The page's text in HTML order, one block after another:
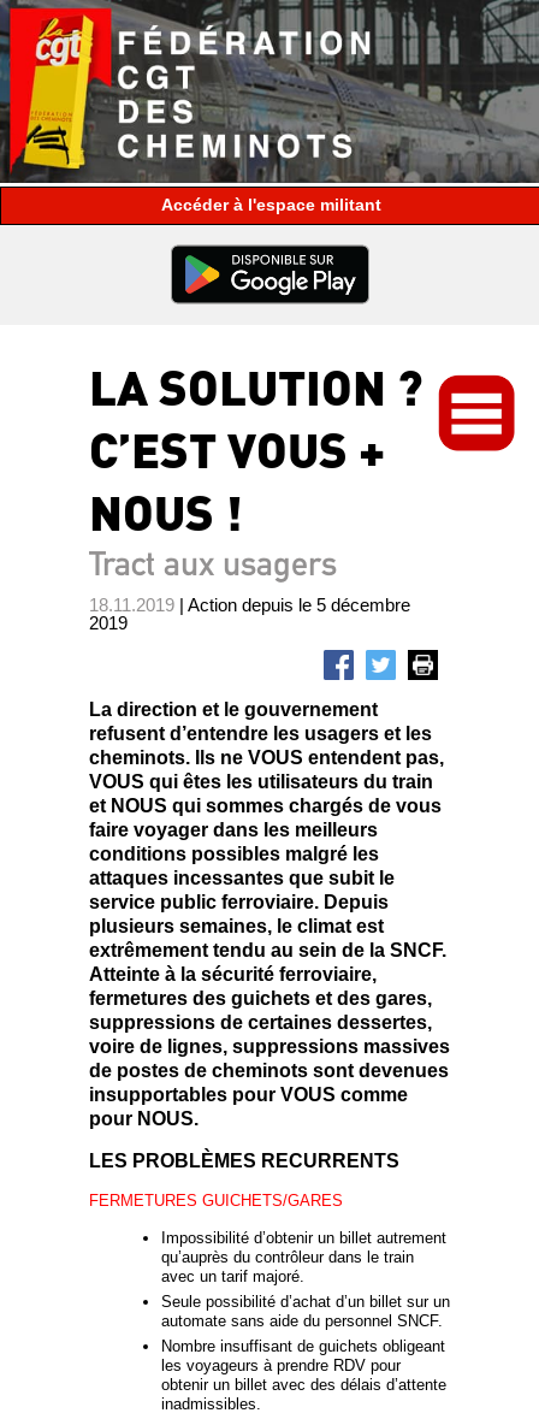
espace militant
LA SOLUTION ?
C’EST VOUS +
NOUS !
Tract aux usagers
18.11.2019 | Action depuis le 5 décembre
2019
La direction et le gouvernement
refusent d’entendre les usagers et les
cheminots. Ils ne VOUS entendent pas,
VOUS qui êtes les utilisateurs du train
et NOUS qui sommes chargés de vous
faire voyager dans les meilleurs
conditions possibles malgré les
attaques incessantes que subit le
service public ferroviaire. Depuis
plusieurs semaines, le climat est
extrêmement tendu au sein de la SNCF.
Atteinte à la sécurité ferroviaire,
fermetures des guichets et des gares,
suppressions de certaines dessertes,
voire de lignes, suppressions massives
de postes de cheminots sont devenues
insupportables pour VOUS comme
pour NOUS.
LES PROBLÈMES RECURRENTS
FERMETURES GUICHETS/GARES
Impossibilité d’obtenir un billet autrement
qu’auprès du contrôleur dans le train
avec un tarif majoré.
Seule possibilité d’achat d’un billet sur un
automate sans aide du personnel SNCF.
Nombre insuffisant de guichets obligeant
les voyageurs à prendre RDV pour
obtenir un billet avec des délais d’attente
inadmissibles.